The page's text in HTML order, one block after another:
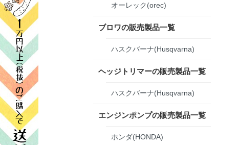
オーレック(orec)
ブロワの販売製品一覧
ハスクバーナ(Husqvarna)
ヘッジトリマーの販売製品一覧
ハスクバーナ(Husqvarna)
エンジンポンプの販売製品一覧
ホンダ(HONDA)